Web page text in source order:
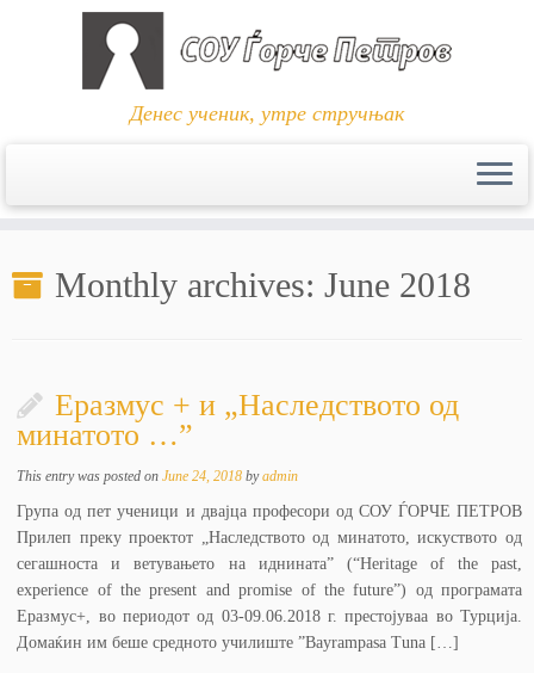
content
Денес ученик, утре стручњак
Monthly archives: June 2018
Еразмус + и „Наследството од
минатото …”
This entry was posted onJune 24, 2018 byadmin
Група од пет ученици и двајца професори од СОУ ЃОРЧЕ ПЕТРОВ
Прилеп преку проектот „Наследството од минатото, искуството од
сегашноста и ветувањето на иднината” (“Heritage of the past,
experience of the present and promise of the future”) oд програмата
Еразмус+, во периодот од 03-09.06.2018 г. престојуваа во Турција.
Домаќин им беше средното училиште ”Bayrampasa Tuna […]